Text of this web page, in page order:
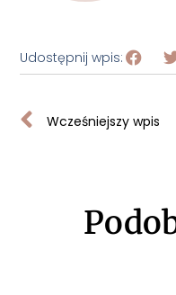
Udostępnij wpis:
Wcześniejszy wpis